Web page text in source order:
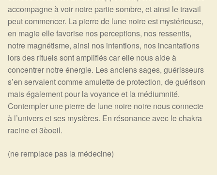
accompagne à voir notre partie sombre, et ainsi le travail
peut commencer. La pierre de lune noire est mystérieuse,
en magie elle favorise nos perceptions, nos ressentis,
notre magnétisme, ainsi nos intentions, nos incantations
lors des rituels sont amplifiés car elle nous aide à
concentrer notre énergie. Les anciens sages, guérisseurs
s’en servaient comme amulette de protection, de guérison
mais également pour la voyance et la médiumnité.
Contempler une pierre de lune noire noire nous connecte
à l’univers et ses mystères. En résonance avec le chakra
racine et 3èoeil.
(ne remplace pas la médecine)